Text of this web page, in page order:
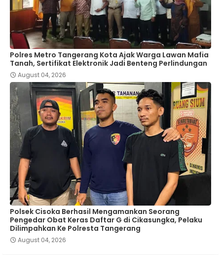
Polres Metro Tangerang Kota Ajak Warga Lawan Mafia
Tanah, Sertifikat Elektronik Jadi Benteng Perlindungan
August 04, 2026
Polsek Cisoka Berhasil Mengamankan Seorang
Pengedar Obat Keras Daftar G di Cikasungka, Pelaku
Dilimpahkan Ke Polresta Tangerang
August 04, 2026